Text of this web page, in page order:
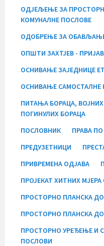
ОДЈЕЉЕЊЕ ЗА
КОМУНАЛНЕ ПОСЛОВЕ
ОДОБРЕЊЕ ЗА
ОПШТИ ЗАХТЈЕВ -
ОСНИВАЊЕ ЗАЈЕДНИЦЕ
ОСНИВАЊЕ САМОСТАЛНЕ
ПИТАЊА БОРАЦА,
ПОГИНУЛИХ БОРАЦА
ПОСЛОВНИК
ПРАВА
ПРЕДУЗЕТНИЦИ
ПРИВРЕМЕНА ОДЈАВА
ПРОЈЕКАТ ХИТНИХ
ПРОСТОРНО ПЛАНСКА
ПРОСТОРНО ПЛАНСКА
ПРОСТОРНО УРЕЂЕЊЕ И
ПОСЛОВИ